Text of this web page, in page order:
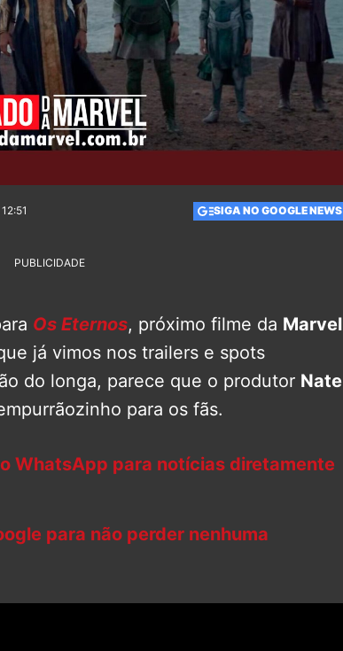
SIGA NO GOOGLE NEWS
PUBLICIDADE
Os Eternos, próximo filme da Marvel
já vimos nos trailers e spots
do longa, parece que o produtor Nate
para os fãs.
WhatsApp para notícias diretamente
para não perder nenhuma